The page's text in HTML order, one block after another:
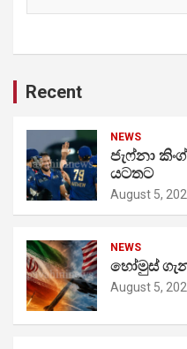
Recent
NEWS
ජැෆ්නා
යටතට
August 5,
NEWS
හෝමුස්
August 5,